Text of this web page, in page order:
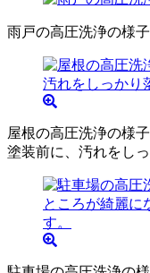
雨戸の高圧洗浄の様子
屋根の高圧洗浄の様子
塗装前に、汚れをし